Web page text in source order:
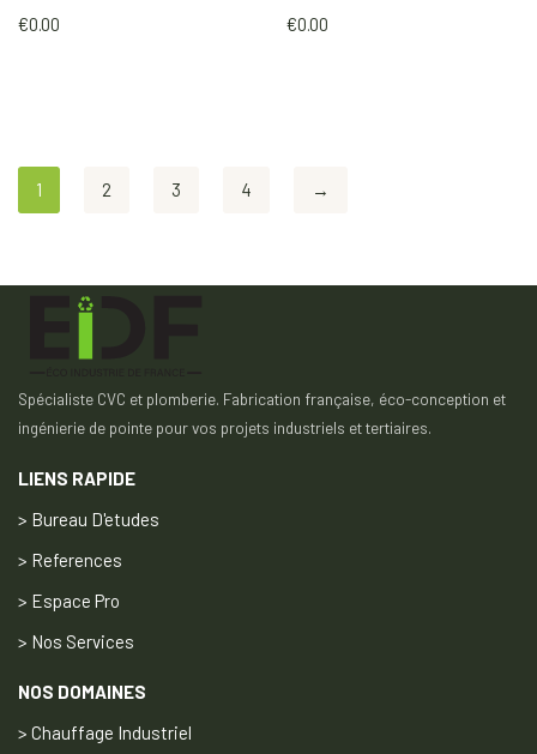
€0.00 €0.00
1 2 3 4 →
Spécialiste CVC et plomberie. Fabrication française, éco-conception et
ingénierie de pointe pour vos projets industriels et tertiaires.
LIENS RAPIDE
> Bureau D'etudes
> References
> Espace Pro
> Nos Services
NOS DOMAINES
> Chauffage Industriel